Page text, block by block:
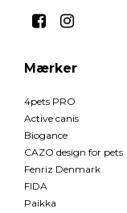
Mærker
4pets PRO
Active canis
Biogance
CAZO design for pets
Fenriz Denmark
FIDA
Paikka